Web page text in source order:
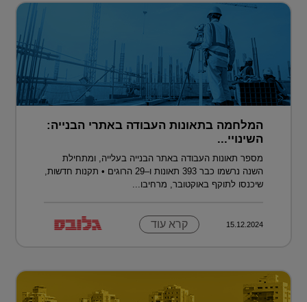
המלחמה בתאונות העבודה באתרי הבנייה:
השינויי...
מספר תאונות העבודה באתר הבנייה בעלייה, ומתחילת
השנה נרשמו כבר 393 תאונות ו–29 הרוגים • תקנות חדשות,
שיכנסו לתוקף באוקטובר, מרחיבו...
15.12.2024 קרא עוד